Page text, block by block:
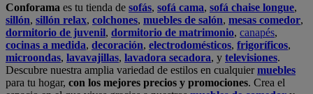
Conforama es tu tienda de sofás, sofá cama, sofá chaise longue,
sillón, sillón relax, colchones, muebles de salón, mesas comedor,
dormitorio de juvenil, dormitorio de matrimonio, canapés,
cocinas a medida, decoración, electrodomésticos, frigoríficos,
microondas, lavavajillas, lavadora secadora, y televisiones.
Descubre nuestra amplia variedad de estilos en cualquiermuebles
para tu hogar, con los mejores precios y promociones. Crea el